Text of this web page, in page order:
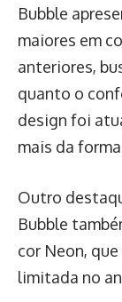
Bubble
maiores em
anteriores,
quanto o
design foi
mais da
Outro
Bubble
cor Neon,
limitada no